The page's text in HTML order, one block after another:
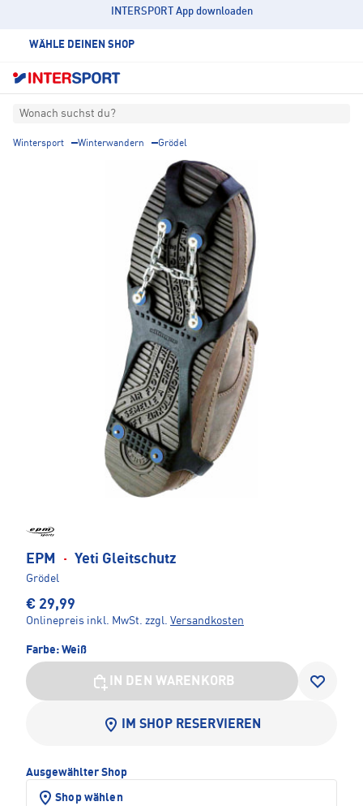
INTERSPORT App downloaden
WÄHLE DEINEN SHOP
Wonach suchst du?
Wintersport Winterwandern Grödel
EPM · Yeti Gleitschutz
Grödel
€ 29,99
Onlinepreis inkl. MwSt. zzgl. Versandkosten
Farbe: Weiß
IN DEN WARENKORB
IM SHOP RESERVIEREN
Ausgewählter Shop
Shop wählen